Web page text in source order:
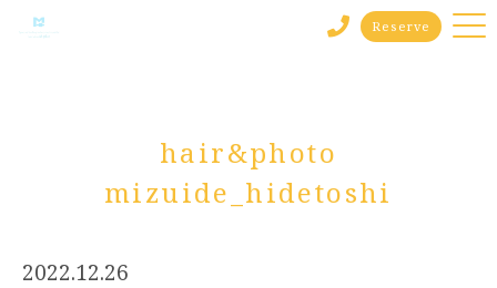
Reserve
hair&photo
mizuide_hidetoshi
2022.12.26